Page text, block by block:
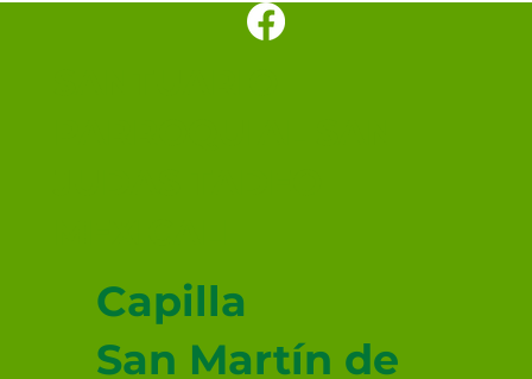
Hoy se celebra a Nuestra Señora de
los Ángeles, patrona de Costa Rica
Capilla
San Martín de